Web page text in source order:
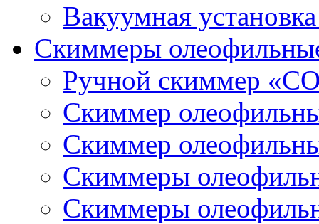
Вакуумная
Скиммеры
Ручной скиммер
Скиммер
Скиммер
Скиммеры
Скиммеры